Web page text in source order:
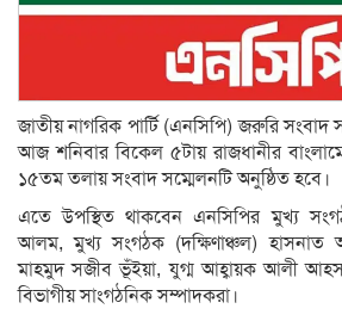
জাতীয় নাগরিক পার্টি (এনসিপি) জরুরি সংবাদ
আজ শনিবার বিকেল ৫টায় রাজধানীর
১৫তম তলায় সংবাদ সম্মেলনটি অনুষ্ঠিত হবে।
এতে উপস্থিত থাকবেন এনসিপির মুখ্য
আলম, মুখ্য সংগঠক (দক্ষিণাঞ্চল) হাসনাত
মাহমুদ সজীব ভূঁইয়া, যুগ্ম আহ্বায়ক আলী
বিভাগীয় সাংগঠনিক সম্পাদকরা।